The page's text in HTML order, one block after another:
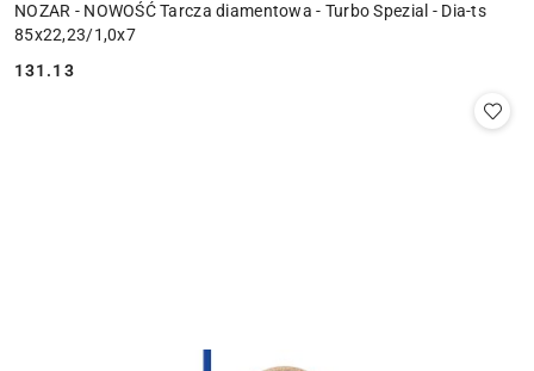
NOZAR - NOWOŚĆ Tarcza diamentowa - Turbo Spezial - Dia-ts
85x22,23/1,0x7
Cena:
131.13